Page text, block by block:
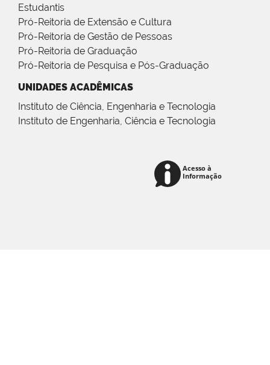
Estudantis
Pró-Reitoria de Extensão e Cultura
Pró-Reitoria de Gestão de Pessoas
Pró-Reitoria de Graduação
Pró-Reitoria de Pesquisa e Pós-Graduação
UNIDADES ACADÊMICAS
Instituto de Ciência, Engenharia e Tecnologia
Instituto de Engenharia, Ciência e Tecnologia